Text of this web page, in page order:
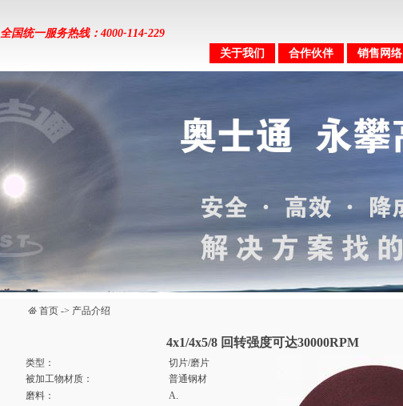
全国统一服务热线：4000-114-229
销售网络
合作伙伴
关于我们
首页 -> 产品介绍
4x1/4x5/8 回转强度可达30000RPM
类型：
切片/磨片
被加工物材质：
普通钢材
磨料：
A.